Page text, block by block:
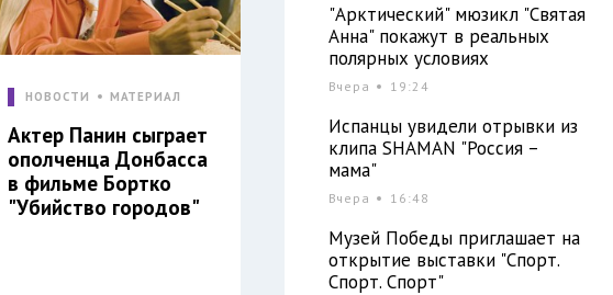
НОВОСТИ МАТЕРИАЛ
Актер Панин сыграет
ополченца Донбасса
в фильме Бортко
"Убийство городов"
"Арктический" мюзикл "Святая
Анна" покажут в реальных
полярных условиях
Вчера 19:24
Испанцы увидели отрывки из
клипа SHAMAN "Россия –
мама"
Вчера 16:48
Музей Победы приглашает на
открытие выставки "Спорт.
Спорт. Спорт"